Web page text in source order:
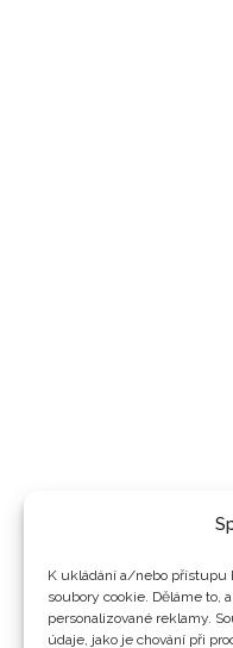
K ukládání a/nebo přístupu
soubory cookie. Děláme to,
personalizované reklamy.
údaje, jako je chování při